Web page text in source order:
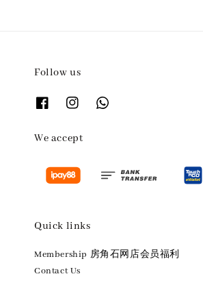
Follow us
We accept
Quick links
Membership 房角石网店会员福利
Contact Us